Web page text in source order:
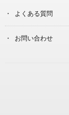
よくある質問
お問い合わせ